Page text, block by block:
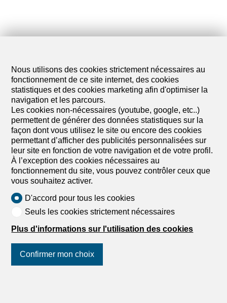
Nous utilisons des cookies strictement nécessaires au
fonctionnement de ce site internet, des cookies
statistiques et des cookies marketing afin d'optimiser la
navigation et les parcours.
Les cookies non-nécessaires (youtube, google, etc..)
permettent de générer des données statistiques sur la
façon dont vous utilisez le site ou encore des cookies
permettant d’afficher des publicités personnalisées sur
leur site en fonction de votre navigation et de votre profil.
À l’exception des cookies nécessaires au
fonctionnement du site, vous pouvez contrôler ceux que
vous souhaitez activer.
D'accord pour tous les cookies
Seuls les cookies strictement nécessaires
Plus d'informations sur l'utilisation des cookies
Confirmer mon choix